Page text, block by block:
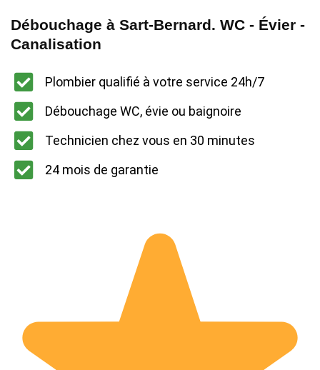
Débouchage à Sart-Bernard. WC - Évier -
Canalisation
Plombier qualifié à votre service 24h/7
Débouchage WC, évie ou baignoire
Technicien chez vous en 30 minutes
24 mois de garantie